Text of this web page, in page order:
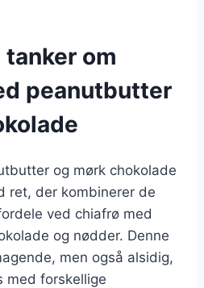
om
peanutbutter
og mørk chokolade
ret, der kombinerer de
ved chiafrø med
og nødder. Denne
men også alsidig,
med forskellige